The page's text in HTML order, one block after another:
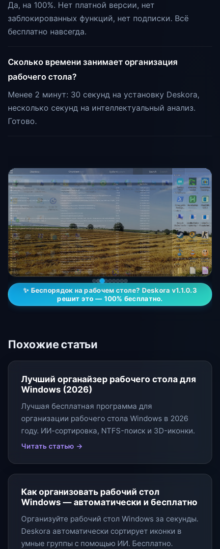
Да, на 100%. Нет платной версии, нет
заблокированных функций, нет подписки. Всё
бесплатно навсегда.
Сколько времени занимает организация
рабочего стола?
Менее 2 минут: 30 секунд на установку Deskora,
несколько секунд на интеллектуальный анализ.
Готово.
✨ Беспорядок на рабочем столе? Deskora v1.1.0.3
решит это — 100% бесплатно.
Похожие статьи
Лучший органайзер рабочего стола для
Windows (2026)
Лучшая бесплатная программа для
организации рабочего стола Windows в 2026
году. ИИ-сортировка, NTFS-поиск и 3D-иконки.
Читать статью →
Как организовать рабочий стол
Windows — автоматически и бесплатно
Организуйте рабочий стол Windows за секунды.
Deskora автоматически сортирует иконки в
умные группы с помощью ИИ. Бесплатно.